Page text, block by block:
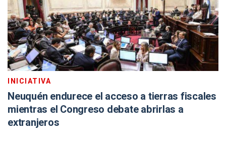
INICIATIVA
Neuquén endurece el acceso a tierras fiscales
mientras el Congreso debate abrirlas a
extranjeros